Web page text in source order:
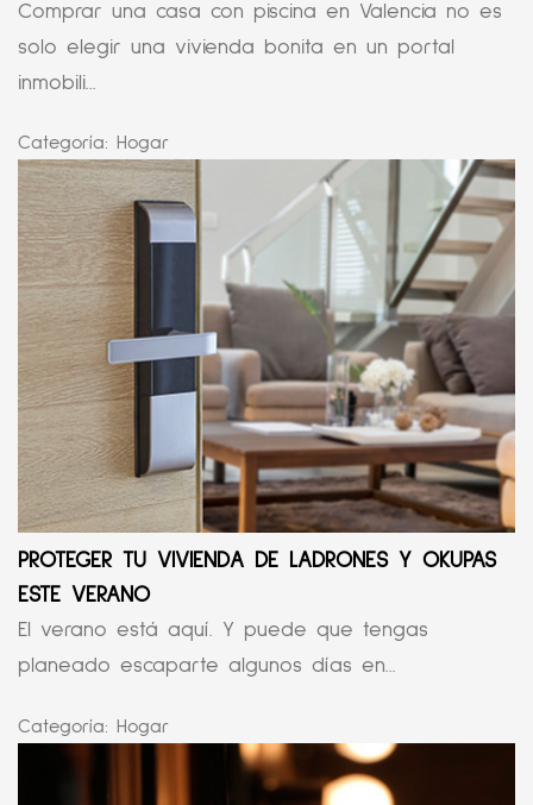
Comprar una casa con piscina en Valencia no es
solo elegir una vivienda bonita en un portal
inmobili...
Categoría: Hogar
PROTEGER TU VIVIENDA DE LADRONES Y OKUPAS
ESTE VERANO
El verano está aquí. Y puede que tengas
planeado escaparte algunos días en...
Categoría: Hogar